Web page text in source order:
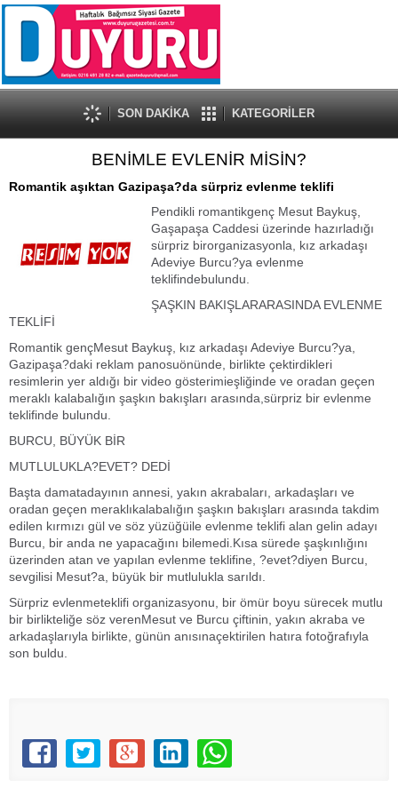
SON DAKİKA KATEGORİLER
BENİMLE EVLENİR MİSİN?
Romantik aşıktan Gazipaşa?da sürpriz evlenme teklifi
Pendikli romantikgenç Mesut Baykuş,
Gaşapaşa Caddesi üzerinde hazırladığı
sürpriz birorganizasyonla, kız arkadaşı
Adeviye Burcu?ya evlenme
teklifindebulundu.
ŞAŞKIN BAKIŞLARARASINDA EVLENME
TEKLİFİ
Romantik gençMesut Baykuş, kız arkadaşı Adeviye Burcu?ya,
Gazipaşa?daki reklam panosuönünde, birlikte çektirdikleri
resimlerin yer aldığı bir video gösterimieşliğinde ve oradan geçen
meraklı kalabalığın şaşkın bakışları arasında,sürpriz bir evlenme
teklifinde bulundu.
BURCU, BÜYÜK BİR
MUTLULUKLA?EVET? DEDİ
Başta damatadayının annesi, yakın akrabaları, arkadaşları ve
oradan geçen meraklıkalabalığın şaşkın bakışları arasında takdim
edilen kırmızı gül ve söz yüzüğüile evlenme teklifi alan gelin adayı
Burcu, bir anda ne yapacağını bilemedi.Kısa sürede şaşkınlığını
üzerinden atan ve yapılan evlenme teklifine, ?evet?diyen Burcu,
sevgilisi Mesut?a, büyük bir mutlulukla sarıldı.
Sürpriz evlenmeteklifi organizasyonu, bir ömür boyu sürecek mutlu
bir birlikteliğe söz verenMesut ve Burcu çiftinin, yakın akraba ve
arkadaşlarıyla birlikte, günün anısınaçektirilen hatıra fotoğrafıyla
son buldu.